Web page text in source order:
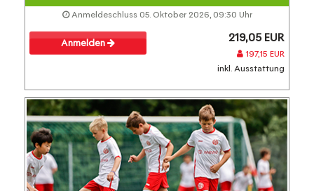
Anmeldeschluss 05. Oktober 2026, 09:30 Uhr
Anmelden 219,05 EUR
197,15 EUR
inkl. Ausstattung